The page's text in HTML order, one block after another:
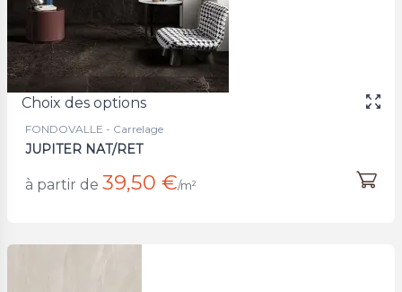
Choix des options
FONDOVALLE - Carrelage
JUPITER NAT/RET
à partir de 39,50 €/m²